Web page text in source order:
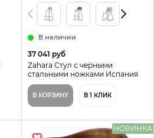
В наличии
37 041 руб
Zahara Стул с черными
стальными ножками Испания
La Forma цвет коричневый
В КОРЗИНУ В 1 КЛИК
НОВИНКА